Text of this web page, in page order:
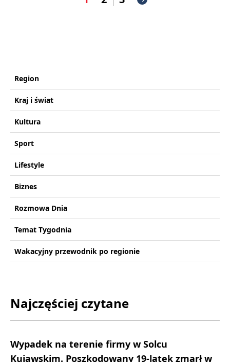
Region
Kraj i świat
Kultura
Sport
Lifestyle
Biznes
Rozmowa Dnia
Temat Tygodnia
Wakacyjny przewodnik po regionie
Najczęściej czytane
Wypadek na terenie firmy w Solcu
Kujawskim. Poszkodowany 19-latek zmarł w